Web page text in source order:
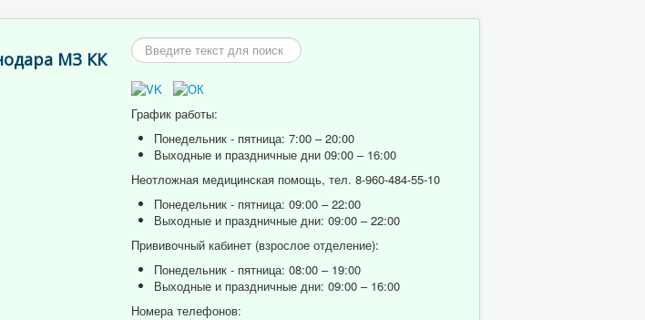
МЗ КК
Искать...
График работы:
Понедельник - пятница: 7:00 – 20:00
Выходные и праздничные дни 09:00 – 16:00
Неотложная медицинская помощь, тел. 8-960-484-55-10
Понедельник - пятница: 09:00 – 22:00
Выходные и праздничные дни: 09:00 – 22:00
Прививочный кабинет (взрослое отделение):
Понедельник - пятница: 08:00 – 19:00
Выходные и праздничные дни: 09:00 – 16:00
Номера телефонов: